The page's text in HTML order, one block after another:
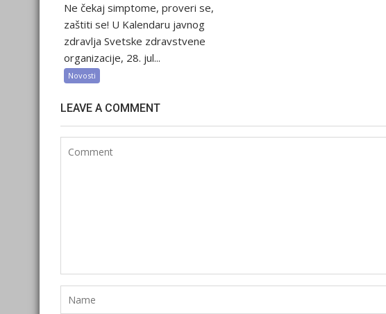
Ne čekaj simptome, proveri se,
zaštiti se! U Kalendaru javnog
zdravlja Svetske zdravstvene
organizacije, 28. jul...
Novosti
LEAVE A COMMENT